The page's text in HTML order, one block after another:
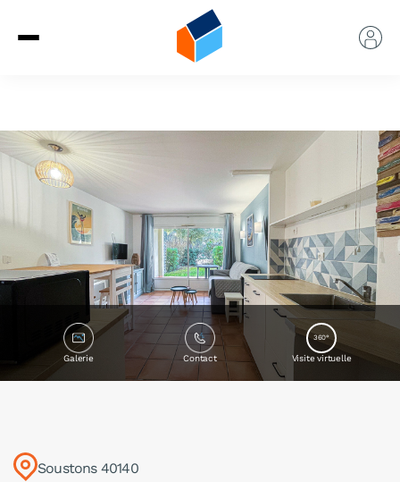
Galerie Contact
360°
Visite virtuelle
Soustons 40140